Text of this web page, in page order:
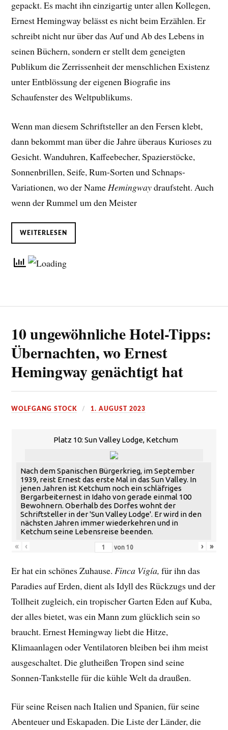
gepackt. Es macht ihn einzigartig unter allen Kollegen,
Ernest Hemingway belässt es nicht beim Erzählen. Er
schreibt nicht nur über das Auf und Ab des Lebens in
seinen Büchern, sondern er stellt dem geneigten
Publikum die Zerrissenheit der menschlichen Existenz
unter Entblössung der eigenen Biografie ins
Schaufenster des Weltpublikums.
Wenn man diesem Schriftsteller an den Fersen klebt,
dann bekommt man über die Jahre überaus Kurioses zu
Gesicht. Wanduhren, Kaffeebecher, Spazierstöcke,
Sonnenbrillen, Seife, Rum-Sorten und Schnaps-
Variationen, wo der NameHemingwaydraufsteht. Auch
wenn der Rummel um den Meister
WEITERLESEN
10 ungewöhnliche Hotel-Tipps:
Übernachten, wo Ernest
Hemingway genächtigt hat
WOLFGANG STOCK 1. AUGUST 2023
Platz 10: Sun Valley Lodge, Ketchum
Nach dem Spanischen Bürgerkrieg, im September
1939, reist Ernest das erste Mal in das Sun Valley. In
jenen Jahren ist Ketchum noch ein schläfriges
Bergarbeiternest in Idaho von gerade einmal 100
Bewohnern. Oberhalb des Dorfes wohnt der
Schriftsteller in der 'Sun Valley Lodge'. Er wird in den
nächsten Jahren immer wiederkehren und in
Ketchum seine Lebensreise beenden.
«
‹ von 10 › »
Er hat ein schönes Zuhause. Finca Vigía, für ihn das
Paradies auf Erden, dient als Idyll des Rückzugs und der
Tollheit zugleich, ein tropischer Garten Eden auf Kuba,
der alles bietet, was ein Mann zum glücklich sein so
braucht. Ernest Hemingway liebt die Hitze,
Klimaanlagen oder Ventilatoren bleiben bei ihm meist
ausgeschaltet. Die glutheißen Tropen sind seine
Sonnen-Tankstelle für die kühle Welt da draußen.
Für seine Reisen nach Italien und Spanien, für seine
Abenteuer und Eskapaden. Die Liste der Länder, die